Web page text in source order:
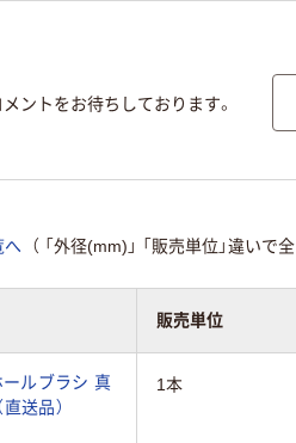
ントをお待ちしております。
へ （ 「外径(mm)」 「販売単位」違いで全
販売単位
ルブラシ 真
送品）
1本